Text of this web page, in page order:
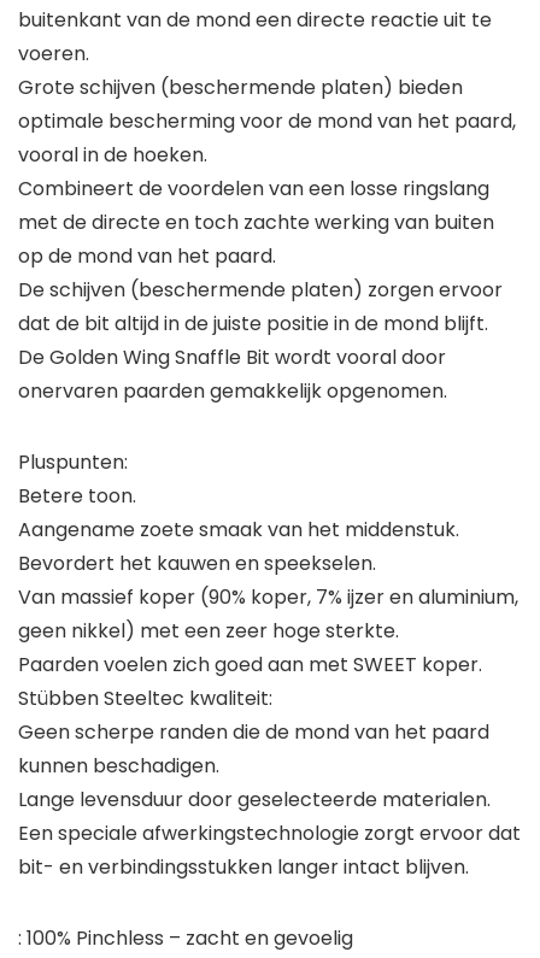
buitenkant van de mond een directe reactie uit te
voeren.
Grote schijven (beschermende platen) bieden
optimale bescherming voor de mond van het paard,
vooral in de hoeken.
Combineert de voordelen van een losse ringslang
met de directe en toch zachte werking van buiten
op de mond van het paard.
De schijven (beschermende platen) zorgen ervoor
dat de bit altijd in de juiste positie in de mond blijft.
De Golden Wing Snaffle Bit wordt vooral door
onervaren paarden gemakkelijk opgenomen.
Pluspunten:
Betere toon.
Aangename zoete smaak van het middenstuk.
Bevordert het kauwen en speekselen.
Van massief koper (90% koper, 7% ijzer en aluminium,
geen nikkel) met een zeer hoge sterkte.
Paarden voelen zich goed aan met SWEET koper.
Stübben Steeltec kwaliteit:
Geen scherpe randen die de mond van het paard
kunnen beschadigen.
Lange levensduur door geselecteerde materialen.
Een speciale afwerkingstechnologie zorgt ervoor dat
bit- en verbindingsstukken langer intact blijven.
: 100% Pinchless – zacht en gevoelig